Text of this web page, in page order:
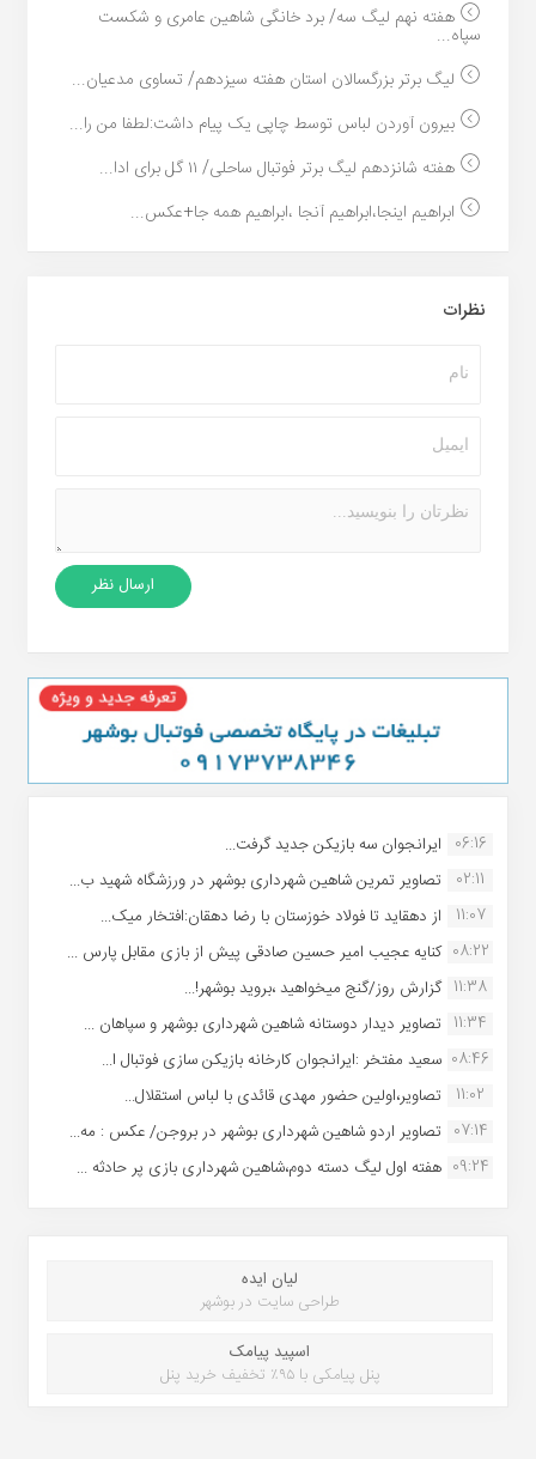
هفته نهم لیگ سه/ برد خانگی شاهین عامری و شکست
سپاه...
لیگ برتر بزرگسالان استان هفته سیزدهم/ تساوی مدعیان...
بیرون آوردن لباس توسط چاپی یک پیام داشت:لطفا من را...
هفته شانزدهم لیگ برتر فوتبال ساحلی/ ۱۱ گل برای ادا...
ابراهیم اینجا،ابراهیم آنجا ،ابراهیم همه جا+عکس...
نظرات
06:16 ایرانجوان سه بازیکن جدید گرفت...
02:11
تصاویر تمرین شاهین شهردارى بوشهر در ورزشگاه شهید ب...
11:07
از دهقاید تا فولاد خوزستان با رضا دهقان:افتخار میک...
08:22 کنایه عجیب امیر حسین صادقی پیش از بازی مقابل پارس ...
11:38 گزارش روز/گنج میخواهید ،بروید بوشهر!...
11:34 تصاویر دیدار دوستانه شاهین شهردارى بوشهر و سپاهان ...
08:46 سعید مفتخر :ایرانجوان کارخانه بازیکن سازی فوتبال ا...
11:02
تصاویر،اولین حضور مهدی قائدی با لباس استقلال...
07:14 تصاویر اردو شاهین شهرداری بوشهر در بروجن/ عکس : مه...
09:24 هفته اول لیگ دسته دوم،شاهین شهرداری بازی پر حادثه ...
لیان ایده
طراحی سایت در بوشهر
اسپید پیامک
پنل پیامکی با ۹۵٪ تخفیف خرید پنل